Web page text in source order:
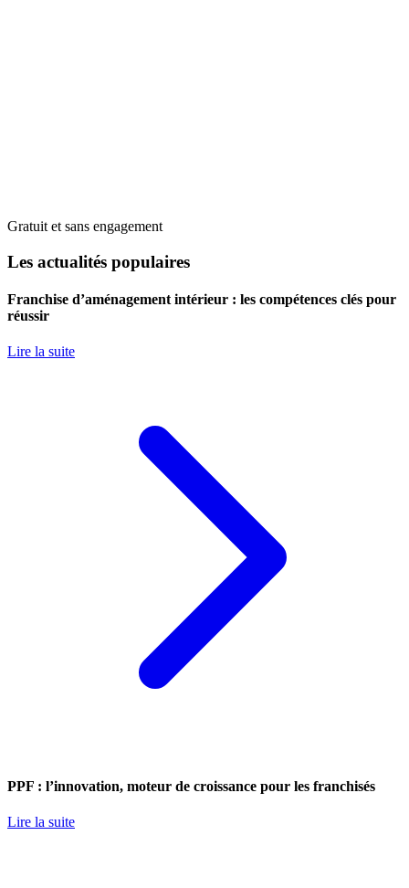
Gratuit et sans engagement
Les actualités populaires
Franchise d’aménagement intérieur : les compétences clés pour
réussir
Lire la suite
PPF : l’innovation, moteur de croissance pour les franchisés
Lire la suite